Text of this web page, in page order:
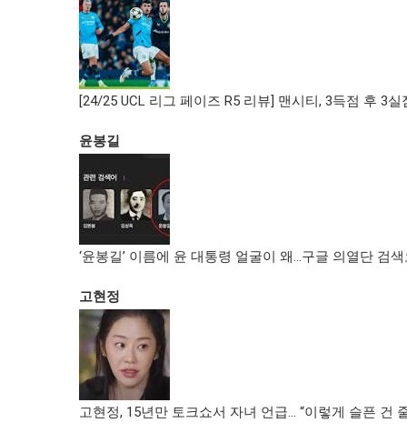
[24/25 UCL 리그 페이즈 R5 리뷰] 맨시티, 3득점 후 3실
윤봉길
‘윤봉길’ 이름에 윤 대통령 얼굴이 왜…구글 의열단 검
고현정
고현정, 15년만 토크쇼서 자녀 언급… “이렇게 슬픈 건